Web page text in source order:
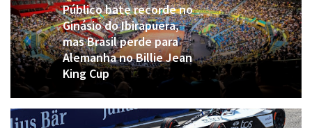
Público bate recorde no
Ginásio do Ibirapuera,
mas Brasil perde para
Alemanha no Billie Jean
King Cup